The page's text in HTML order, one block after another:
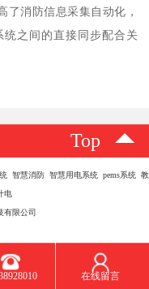
了消防信息采集自动化，
之间的直接同步配合关
Top
智慧消防 智慧用电系统 pems系统 教
电
有限公司
在线留言